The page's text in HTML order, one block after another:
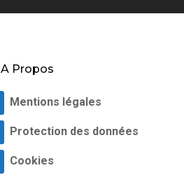
A Propos
Mentions légales
Protection des données
Cookies